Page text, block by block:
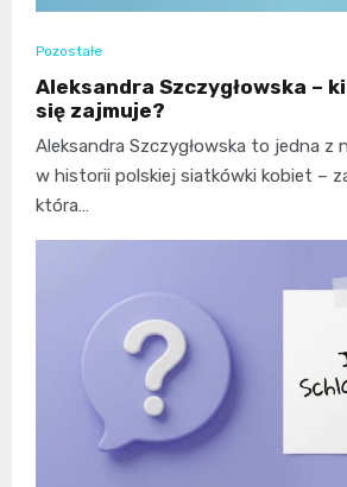
Pozostałe
Aleksandra Szczygłowska –
się zajmuje?
Aleksandra Szczygłowska to jedna z
w historii polskiej siatkówki kobiet –
która…